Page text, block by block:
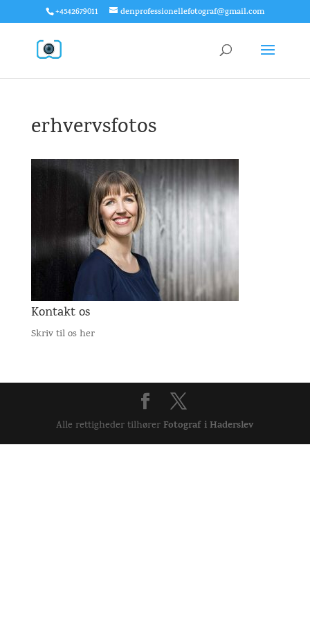
+4542679011 denprofessionellefotograf@gmail.com
erhvervsfotos
Kontakt os
Skriv til os her
Alle rettigheder tilhører Fotograf i Haderslev